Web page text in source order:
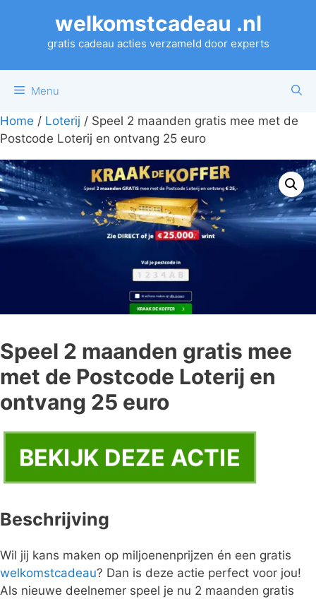
welkomstcadeau .nl
gratis cadeau acties verzameld door experts
Menu
Home / Loterij / Speel 2 maanden gratis mee met de
Postcode Loterij en ontvang 25 euro
Speel 2 maanden gratis mee
met de Postcode Loterij en
ontvang 25 euro
BEKIJK DEZE ACTIE
Beschrijving
Wil jij kans maken op miljoenenprijzen én een gratis
welkomstcadeau? Dan is deze actie perfect voor jou!
Als nieuwe deelnemer speel je nu 2 maanden gratis